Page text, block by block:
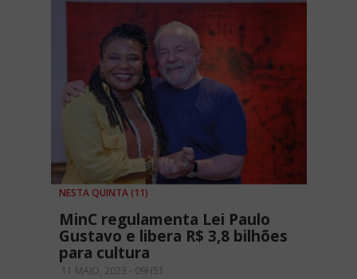
NESTA QUINTA (11)
MinC regulamenta Lei Paulo
Gustavo e libera R$ 3,8 bilhões
para cultura
11 MAIO, 2023 - 09H51